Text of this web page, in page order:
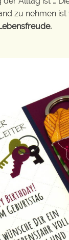
zu nehmen ist